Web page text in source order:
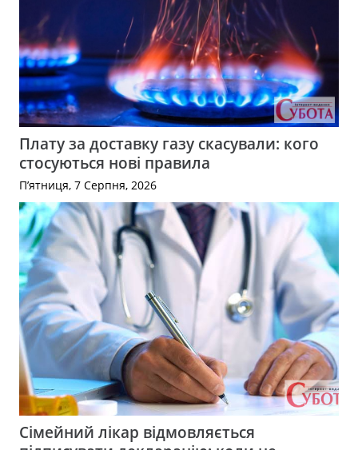
Плату за доставку газу скасували: кого
стосуються нові правила
П’ятниця, 7 Серпня, 2026
Сімейний лікар відмовляється